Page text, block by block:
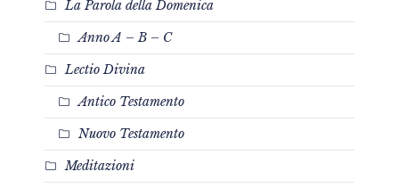
La Parola della Domenica
Anno A – B – C
Lectio Divina
Antico Testamento
Nuovo Testamento
Meditazioni